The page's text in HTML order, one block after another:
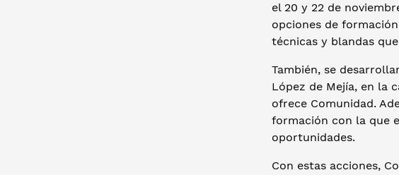
el 20 y 22 de
opciones de
técnicas y blandas
También, se
López de Mejía, en la
ofrece Comunidad.
formación con la que
oportunidades.
Con estas acciones,